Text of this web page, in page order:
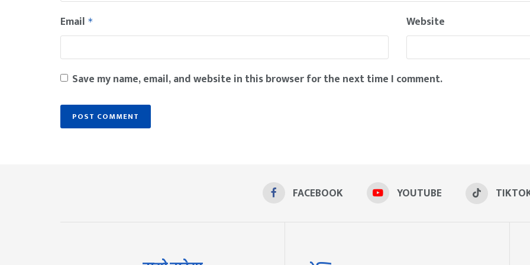
Email * Website
Save my name, email, and website in this browser for the next time I comment.
FACEBOOK YOUTUBE